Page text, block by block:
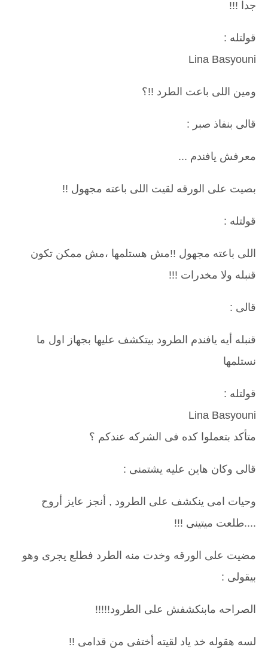
جدا !!!
قولتله :
Lina Basyouni
ومين اللى باعت الطرد !!؟
قالى بنفاذ صبر :
معرفش يافندم ...
بصيت على الورقه لقيت اللى باعته مجهول !!
قولتله :
اللى باعته مجهول !!مش هستلمها ،مش ممكن تكون
قنبله ولا مخدرات !!!
قالى :
قنبله أيه يافندم الطرود بيتكشف عليها بجهاز اول ما
نستلمها
قولتله :
Lina Basyouni
متأكد بتعملوا كده فى الشركه عندكم ؟
قالى وكان هاين عليه يشتمنى :
وحيات امى ينكشف على الطرود , أنجز عايز أروح
....طلعت ميتينى !!!
مضيت على الورقه وخدت منه الطرد فطلع يجرى وهو
بيقولى :
الصراحه مابنكشفش على الطرود!!!!!
لسه هقوله خد ياد لقيته أختفى من قدامى !!